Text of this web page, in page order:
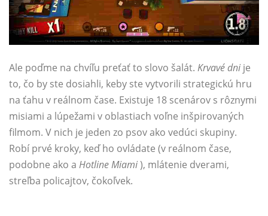
Ale poďme na chvíľu preťať to slovo šalát. Krvavé dni je
to, čo by ste dosiahli, keby ste vytvorili strategickú hru
na ťahu v reálnom čase. Existuje 18 scenárov s rôznymi
misiami a lúpežami v oblastiach voľne inšpirovaných
filmom. V nich je jeden zo psov ako vedúci skupiny.
Robí prvé kroky, keď ho ovládate (v reálnom čase,
podobne ako a Hotline Miami), mlátenie dverami,
streľba policajtov, čokoľvek.